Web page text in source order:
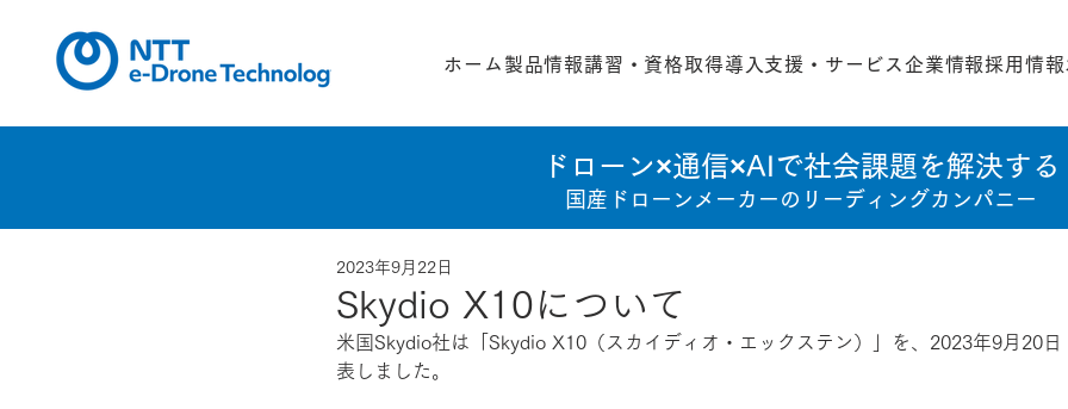
ホーム 製品情報講習・資格取得導入支援・サービス 企業情報採用情報
ドローン×通信×AIで社会課題を解決する
国産ドローンメーカーのリーディングカンパニー
Skydio X10について
2023年9月22日
米国Skydio社は「Skydio X10（スカイディオ・エックステン）」を、2023年9月20
表しました。